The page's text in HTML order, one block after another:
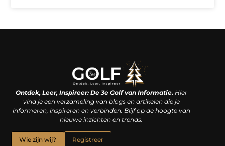
Ontdek, Leer, Inspireer: De 3e Golf van Informatie.Hier
vind je een verzameling van blogs en artikelen die je
informeren, inspireren en verbinden. Blijf op de hoogte van
nieuwe inzichten en trends.
Wie zijn wij? Registreer